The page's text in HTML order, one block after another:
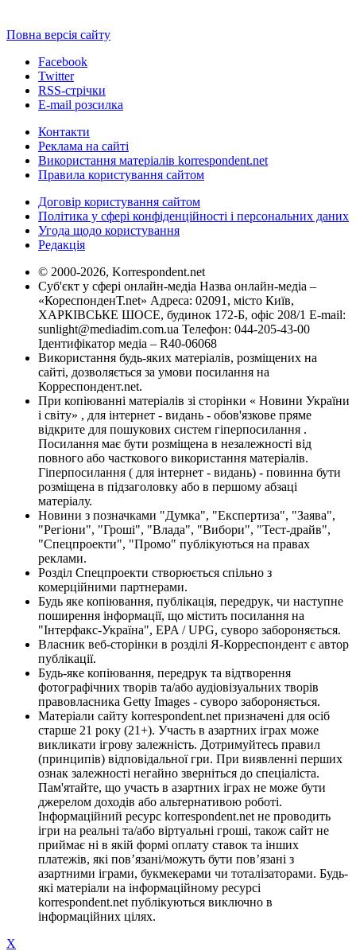
Повна версія сайту
Facebook
Twitter
RSS-стрічки
E-mail розсилка
Контакти
Реклама на сайті
Використання матеріалів korrespondent.net
Правила користування сайтом
Договір користування сайтом
Політика у сфері конфіденційності і персональних даних
Угода щодо користування
Редакція
© 2000-2026, Korrespondent.net
Суб'єкт у сфері онлайн-медіа Назва онлайн-медіа –
«КореспонденТ.net» Адреса: 02091, місто Київ,
ХАРКІВСЬКЕ ШОСЕ, будинок 172-Б, офіс 208/1 E-mail:
sunlight@mediadim.com.ua Телефон: 044-205-43-00
Ідентифікатор медіа – R40-06068
Використання будь-яких матеріалів, розміщених на
сайті, дозволяється за умови посилання на
Корреспондент.net.
При копіюванні матеріалів зі сторінки « Новини України
і світу» , для інтернет - видань - обов'язкове пряме
відкрите для пошукових систем гіперпосилання .
Посилання має бути розміщена в незалежності від
повного або часткового використання матеріалів.
Гіперпосилання ( для інтернет - видань) - повинна бути
розміщена в підзаголовку або в першому абзаці
матеріалу.
Новини з позначками "Думка", "Експертиза", "Заява",
"Регіони", "Гроші", "Влада", "Вибори", "Тест-драйв",
"Спецпроекти", "Промо" публікуються на правах
реклами.
Розділ Спецпроекти створюється спільно з
комерційними партнерами.
Будь яке копіювання, публікація, передрук, чи наступне
поширення інформації, що містить посилання на
"Інтерфакс-Україна", EPA / UPG, суворо забороняється.
Власник веб-сторінки в розділі Я-Корреспондент є автор
публікації.
Будь-яке копіювання, передрук та відтворення
фотографічних творів та/або аудіовізуальних творів
правовласника Getty Images - суворо забороняється.
Матеріали сайту korrespondent.net призначені для осіб
старше 21 року (21+). Участь в азартних іграх може
викликати ігрову залежність. Дотримуйтесь правил
(принципів) відповідальної гри. При виявленні перших
ознак залежності негайно зверніться до спеціаліста.
Пам'ятайте, що участь в азартних іграх не може бути
джерелом доходів або альтернативою роботі.
Інформаційний ресурс korrespondent.net не проводить
ігри на реальні та/або віртуальні гроші, також сайт не
приймає ні в якій формі оплату ставок та інших
платежів, які пов’язані/можуть бути пов’язані з
азартними іграми, букмекерами чи тоталізаторами. Будь-
які матеріали на інформаційному ресурсі
korrespondent.net публікуються виключно в
інформаційних цілях.
X